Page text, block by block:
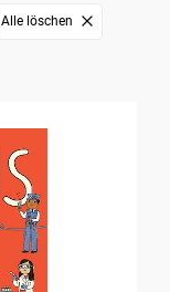
Alle löschen